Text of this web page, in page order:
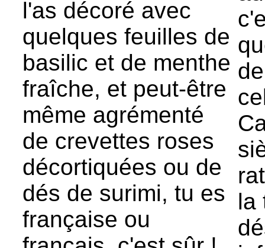
l'as décoré avec
quelques feuilles de
basilic et de menthe
fraîche, et peut-être
même agrémenté
de crevettes roses
décortiquées ou de
dés de surimi, tu es
française ou
la